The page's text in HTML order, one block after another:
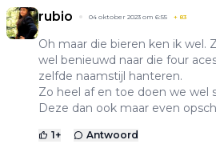
rubio 04 oktober 2023 om 6:55 + 83
Oh maar die bieren ken ik wel.
wel benieuwd naar die four
zelfde naamstijl hanteren.
Zo heel af en toe doen we wel
Deze dan ook maar even
1+ Antwoord